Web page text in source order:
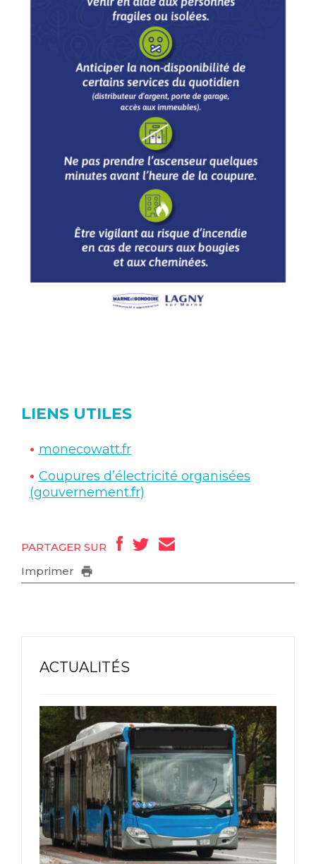
LIENS UTILES
monecowatt.fr
Coupures d’électricité organisées
(gouvernement.fr)
PARTAGER SUR
Imprimer
ACTUALITÉS